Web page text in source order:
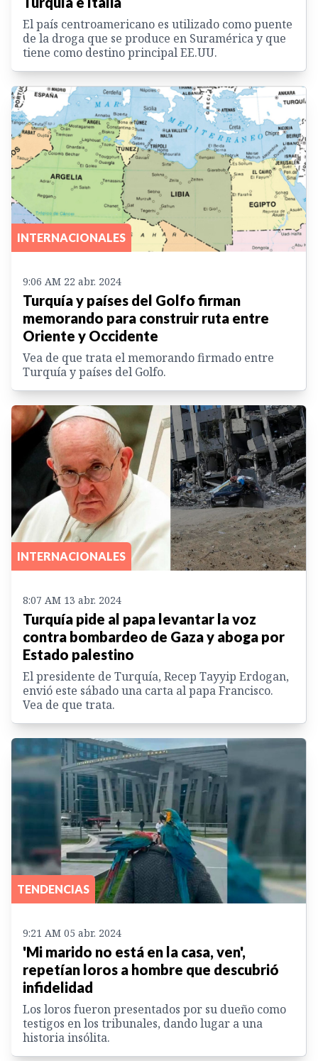
El país centroamericano es utilizado como puente
de la droga que se produce en Suramérica y que
tiene como destino principal EE.UU.
INTERNACIONALES
9:06 AM 22 abr. 2024
Turquía y países del Golfo firman
memorando para construir ruta entre
Oriente y Occidente
Vea de que trata el memorando firmado entre
Turquía y países del Golfo.
INTERNACIONALES
8:07 AM 13 abr. 2024
Turquía pide al papa levantar la voz
contra bombardeo de Gaza y aboga por
Estado palestino
El presidente de Turquía, Recep Tayyip Erdogan,
envió este sábado una carta al papa Francisco.
Vea de que trata.
TENDENCIAS
9:21 AM 05 abr. 2024
'Mi marido no está en la casa, ven',
repetían loros a hombre que descubrió
infidelidad
Los loros fueron presentados por su dueño como
testigos en los tribunales, dando lugar a una
historia insólita.